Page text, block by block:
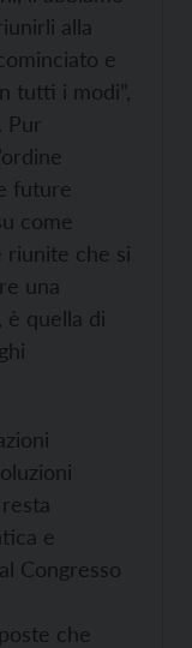
alla
e
tutti i modi”,
Pur
future
come
riunite che si
una
è quella di
e
Congresso
che